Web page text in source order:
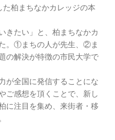
柏まちなかカレッジの本
きたい」と、柏まちなかカ
。①まちの人が先生、②ま
の解決が特徴の市民大学で
が全国に発信することにな
ご感想を頂くことで、新し
に注目を集め、来街者・移